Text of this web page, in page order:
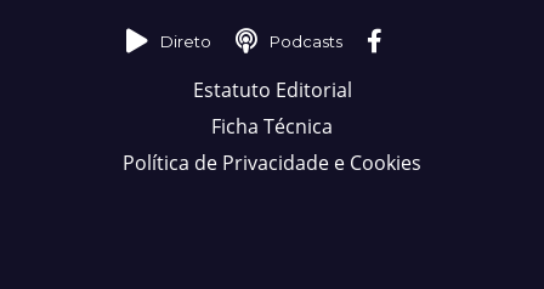
Direto Podcasts
Estatuto Editorial
Ficha Técnica
Política de Privacidade e Cookies